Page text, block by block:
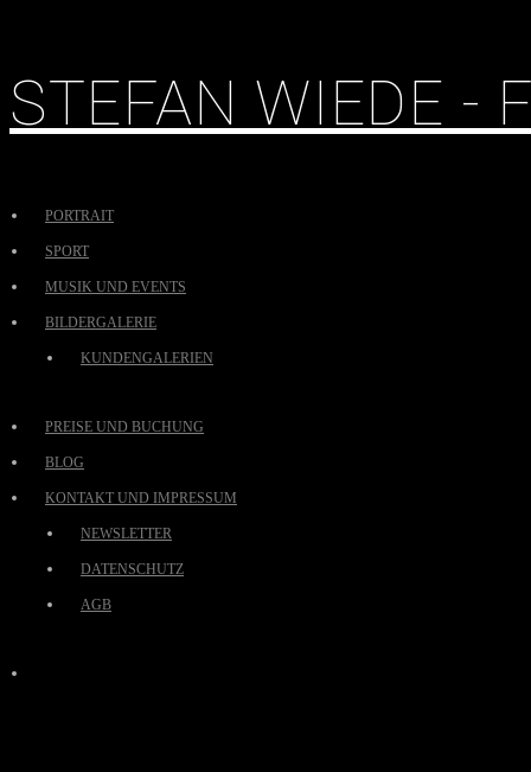
STEFAN WIEDE -
PORTRAIT
SPORT
MUSIK UND EVENTS
BILDERGALERIE
KUNDENGALERIEN
PREISE UND BUCHUNG
BLOG
KONTAKT UND IMPRESSUM
NEWSLETTER
DATENSCHUTZ
AGB